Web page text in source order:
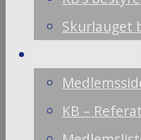
Skurlauget
KB –